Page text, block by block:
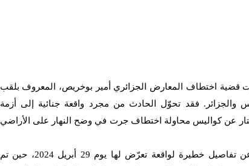
قضية اختطاف المعارض الجزائري أمير بوخريص، المعروف بلقب
والجزائر. فقد تحوّل الحادث من مجرد واقعة جنائية إلى أزمة
عن كواليس محاولة اختطاف جرت في وضح النهار على الأراضي
بوخريص، الذي ظهر في اللقاء التلفزيوني مساء السبت 12 أبريل، تحدّث عن تفاصيل خطيرة لواقعة تعرّض لها يوم 29 أبريل 2024، حين تم